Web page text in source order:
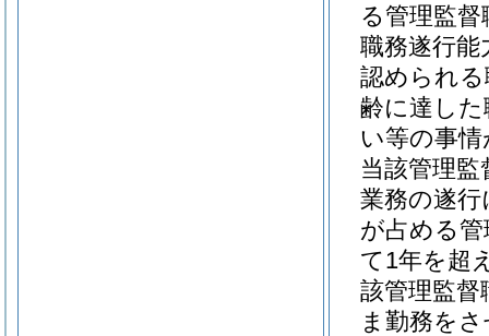
る管理監
職務遂行
認められる
齢に達し
い等の事
当該管理
業務の遂
が占める
て1年を超
該管理監
ま勤務を